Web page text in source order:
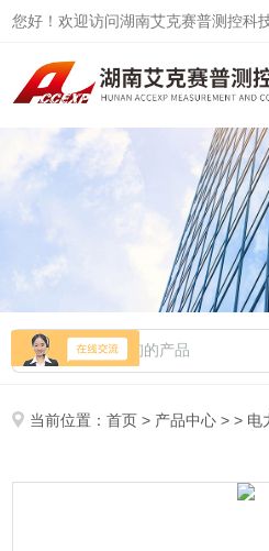
您好！欢迎访问湖南艾克赛普测控科
当前位置：首页 > 产品中心 > > 电